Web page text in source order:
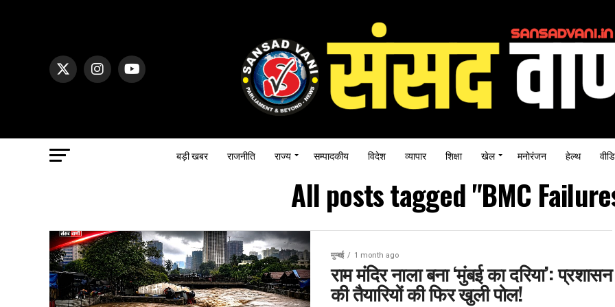
बड़ी खबर राजनीति राज्य सम्पादकीय विदेश व्यापार शिक्षा खेल मनोरंजन हेल्थ
All posts tagged "BMC
मुम्बई 1 month ago
राम मंदिर नाला बना ‘मुंबई का दरिया’: प्रशासन
की तैयारियों की फिर खुली पोल!